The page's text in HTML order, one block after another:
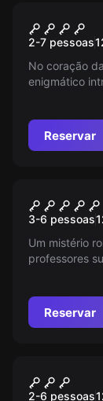
O
2-7 pessoas
No coração
enigmático
verdade
Reservar
O
3-6 pessoas
Um mistério
professores
escritório do
apenas um
Reservar
2-6 pessoas